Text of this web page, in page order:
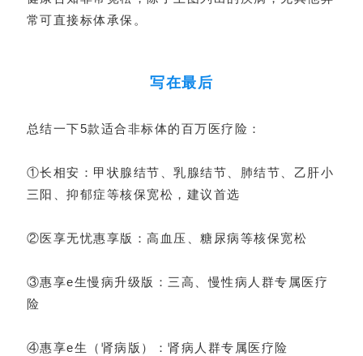
常可直接标体承保。
写在最后
总结一下5款适合非标体的百万医疗险：
①长相安：甲状腺结节、乳腺结节、肺结节、乙肝小
三阳、抑郁症等核保宽松，建议首选
②医享无忧惠享版：高血压、糖尿病等核保宽松
③惠享e生慢病升级版：三高、慢性病人群专属医疗
险
④惠享e生（肾病版）：肾病人群专属医疗险